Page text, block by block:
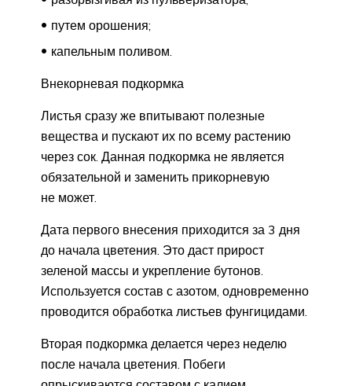
путем орошения;
капельным поливом.
Внекорневая подкормка
Листья сразу же впитывают полезные
вещества и пускают их по всему растению
через сок. Данная подкормка не является
обязательной и заменить прикорневую
не может.
Дата первого внесения приходится за 3 дня
до начала цветения. Это даст прирост
зеленой массы и укрепление бутонов.
Используется состав с азотом, одновременно
проводится обработка листьев фунгицидами.
Вторая подкормка делается через неделю
после начала цветения. Побеги